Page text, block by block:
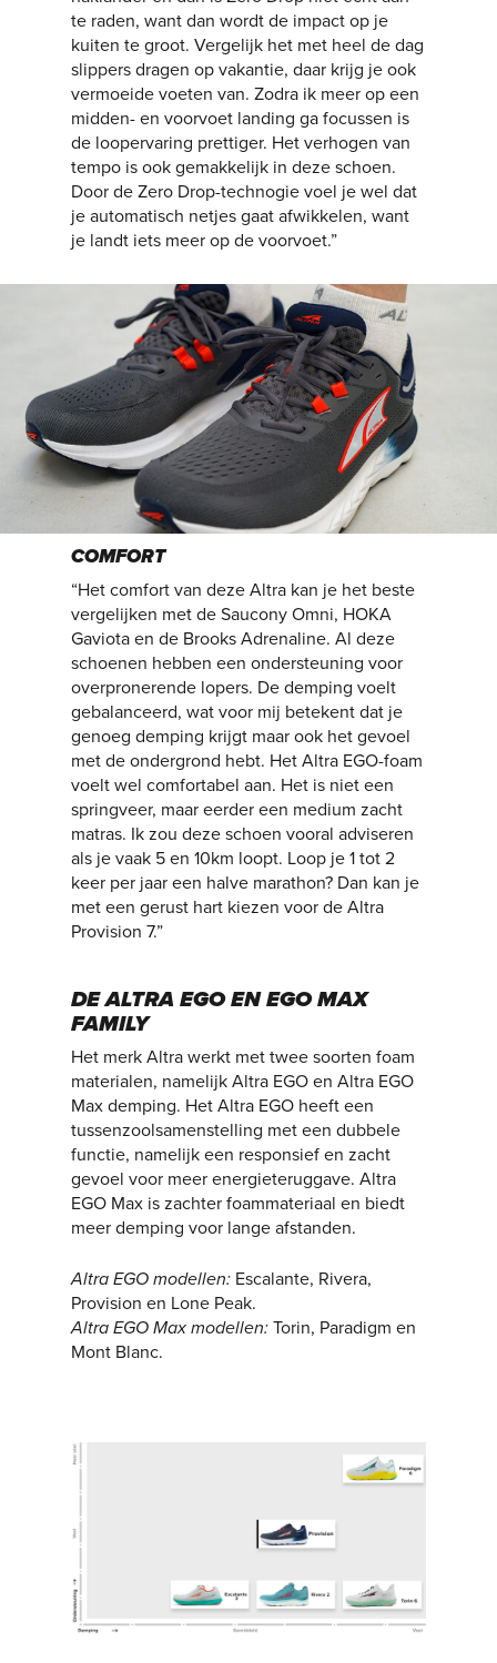
te raden, want dan wordt de impact op je
kuiten te groot. Vergelijk het met heel de dag
slippers dragen op vakantie, daar krijg je ook
vermoeide voeten van. Zodra ik meer op een
midden- en voorvoet landing ga focussen is
de loopervaring prettiger. Het verhogen van
tempo is ook gemakkelijk in deze schoen.
Door de Zero Drop-technogie voel je wel dat
je automatisch netjes gaat afwikkelen, want
je landt iets meer op de voorvoet.”
COMFORT
“Het comfort van deze Altra kan je het beste
vergelijken met de Saucony Omni, HOKA
Gaviota en de Brooks Adrenaline. Al deze
schoenen hebben een ondersteuning voor
overpronerende lopers. De demping voelt
gebalanceerd, wat voor mij betekent dat je
genoeg demping krijgt maar ook het gevoel
met de ondergrond hebt. Het Altra EGO-foam
voelt wel comfortabel aan. Het is niet een
springveer, maar eerder een medium zacht
matras. Ik zou deze schoen vooral adviseren
als je vaak 5 en 10km loopt. Loop je 1 tot 2
keer per jaar een halve marathon? Dan kan je
met een gerust hart kiezen voor de Altra
Provision 7.”
DE ALTRA EGO EN EGO MAX
FAMILY
Het merk Altra werkt met twee soorten foam
materialen, namelijk Altra EGO en Altra EGO
Max demping. Het Altra EGO heeft een
tussenzoolsamenstelling met een dubbele
functie, namelijk een responsief en zacht
gevoel voor meer energieteruggave. Altra
EGO Max is zachter foammateriaal en biedt
meer demping voor lange afstanden.
Altra EGO modellen: Escalante, Rivera,
Provision en Lone Peak.
Altra EGO Max modellen: Torin, Paradigm en
Mont Blanc.